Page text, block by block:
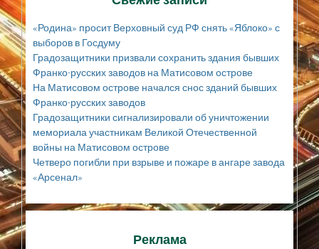
д
р
ж
а
и
ю
«Родина» просит Верховный суд РФ снять «Яблоко» с
выборов в Госдуму
Градозащитники призвали сохранить здания бывших
Франко-русских заводов на Матисовом острове
На Матисовом острове начался снос зданий бывших
Франко-русских заводов
Градозащитники сигнализировали об уничтожении
мемориала участникам Великой Отечественной
войны на Матисовом острове
Четверо погибли при взрыве и пожаре в ангаре завода
«Арсенал»
Реклама